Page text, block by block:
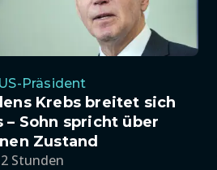
Präsident
Krebs breitet sich
– Sohn spricht über
Zustand
Stunden